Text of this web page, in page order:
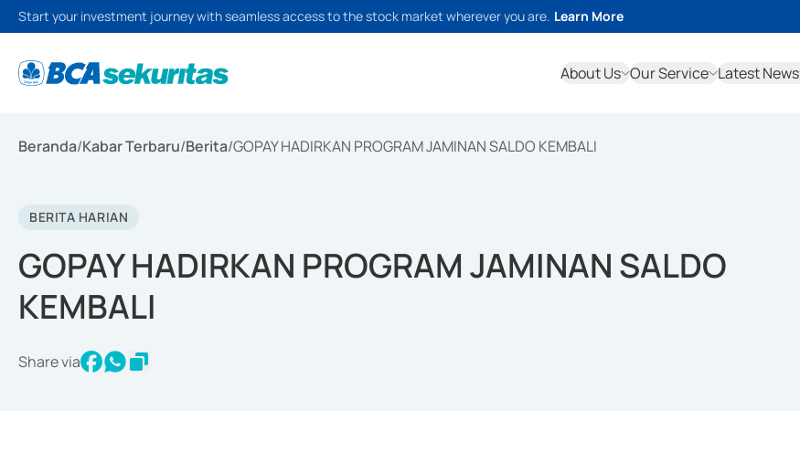
Start your investment journey with seamless access to the stock market wherever you are. Learn More
About Us Our Service Latest News
Beranda/Kabar Terbaru/Berita/GOPAY HADIRKAN PROGRAM JAMINAN SALDO KEMBALI
BERITA HARIAN
GOPAY HADIRKAN PROGRAM JAMINAN SALDO
KEMBALI
Share via